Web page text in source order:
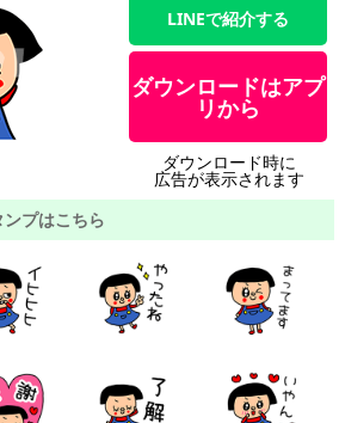
LINEで紹介する
ダウンロードはアプ
リから
ダウンロード時に
広告が表示されます
プはこちら